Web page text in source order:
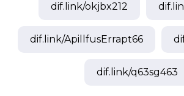
dif.link/okjbx212
dif.link/ApillfusErrapt66
dif.link/q63sg463